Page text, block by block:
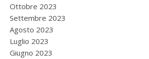
Ottobre 2023
Settembre 2023
Agosto 2023
Luglio 2023
Giugno 2023